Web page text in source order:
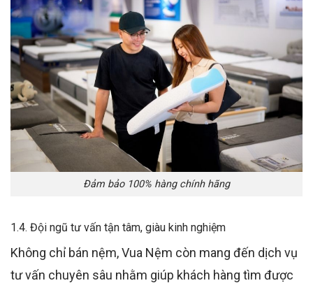
Đảm bảo 100% hàng chính hãng
1.4. Đội ngũ tư vấn tận tâm, giàu kinh nghiệm
Không chỉ bán nệm, Vua Nệm còn mang đến dịch vụ
tư vấn chuyên sâu nhằm giúp khách hàng tìm được